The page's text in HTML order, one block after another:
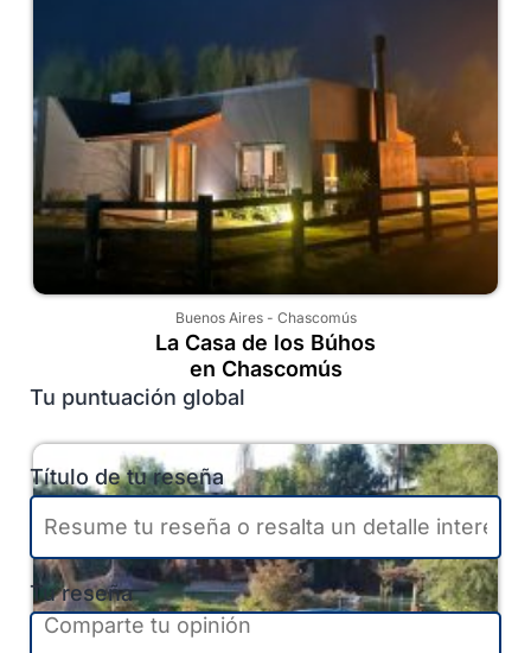
Buenos Aires- Chascomús
La Casa de los Búhos
en Chascomús
Tu puntuación global
Título de tu reseña
Tu reseña